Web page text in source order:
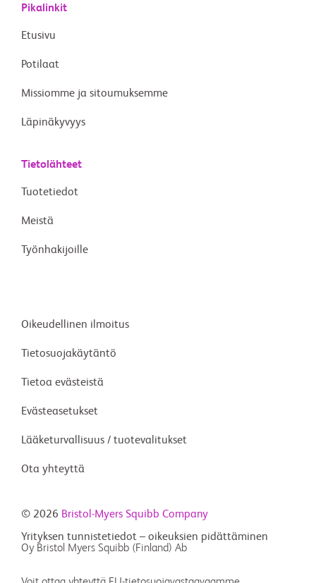
Pikalinkit
Etusivu
Potilaat
Missiomme ja sitoumuksemme
Läpinäkyvyys
Tietolähteet
Tuotetiedot
Meistä
Työnhakijoille
Oikeudellinen ilmoitus
Tietosuojakäytäntö
Tietoa evästeistä
Evästeasetukset
Lääketurvallisuus / tuotevalitukset
Ota yhteyttä
© 2026 Bristol-Myers Squibb Company
Yrityksen tunnistetiedot – oikeuksien pidättäminen
Oy Bristol Myers Squibb (Finland) Ab